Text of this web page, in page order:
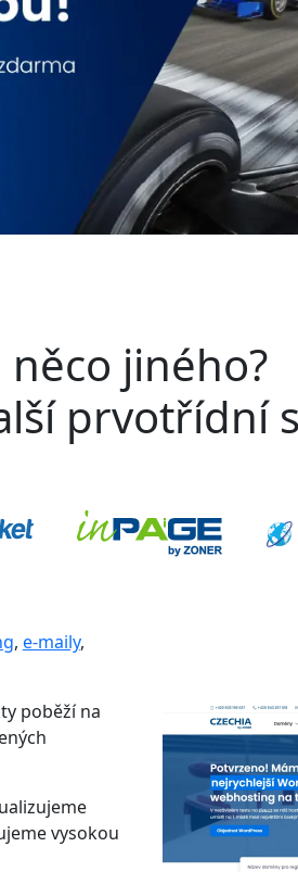
jiného?
prvotřídní
, e-maily,
poběží na
vysokou